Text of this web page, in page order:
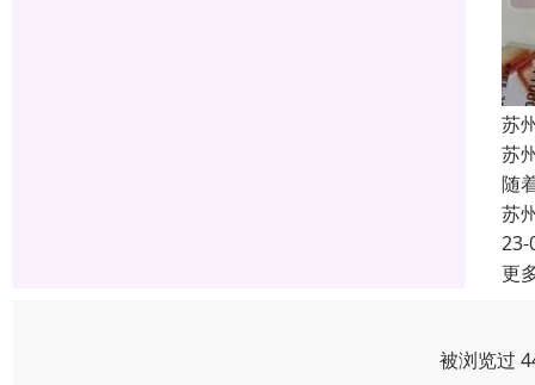
苏
苏
随
苏
23-
更
被浏览过